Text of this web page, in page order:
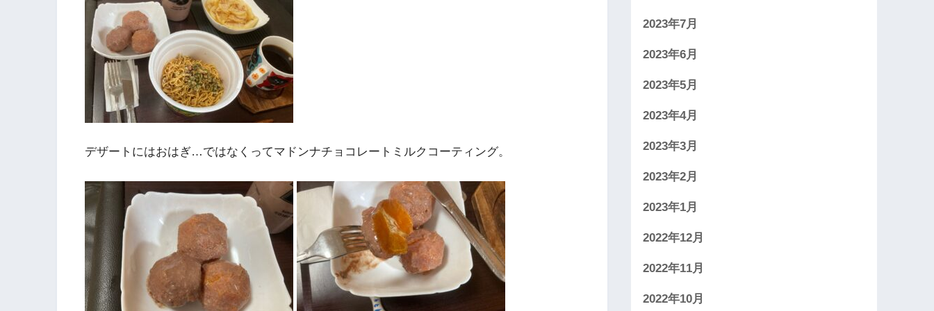
デザートにはおはぎ…ではなくってマドンナチョコレートミルクコーティング。
2023年7月
2023年6月
2023年5月
2023年4月
2023年3月
2023年2月
2023年1月
2022年12月
2022年11月
2022年10月